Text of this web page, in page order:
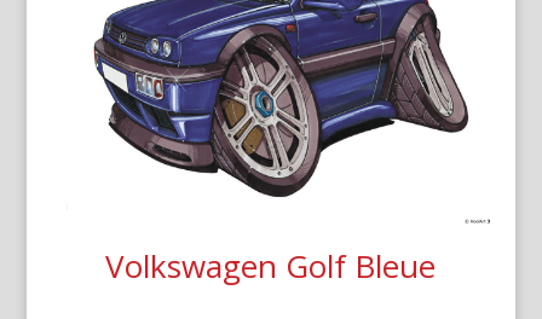
Volkswagen Golf Bleue